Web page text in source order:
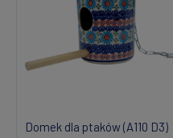
Domek dla ptaków (A110 D3)